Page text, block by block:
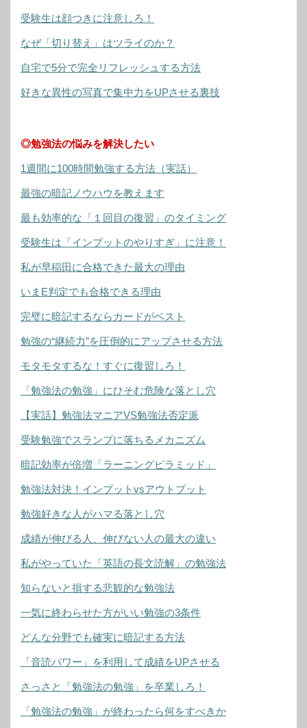
受験生は顔つきに注意しろ！
なぜ「切り替え」はツライのか？
自宅で5分で完全リフレッシュする方法
好きな異性の写真で集中力をUPさせる裏技
◎勉強法の悩みを解決したい
1週間に100時間勉強する方法（実話）
最強の暗記ノウハウを教えます
最も効率的な「１回目の復習」のタイミング
受験生は「インプットのやりすぎ」に注意！
私が早稲田に合格できた最大の理由
いまE判定でも合格できる理由
完璧に暗記するならカードがベスト
勉強の“継続力”を圧倒的にアップさせる方法
モタモタするな！すぐに復習しろ！
「勉強法の勉強」にひそむ危険な落とし穴
【実話】勉強法マニアVS勉強法否定派
受験勉強でスランプに落ちるメカニズム
暗記効率が倍増「ラーニングピラミッド」
勉強法対決！インプットvsアウトプット
勉強好きな人がハマる落とし穴
成績が伸びる人、伸びない人の最大の違い
私がやっていた「英語の長文読解」の勉強法
知らないと損する悲観的な勉強法
一気に終わらせた方がいい勉強の3条件
どんな分野でも確実に暗記する方法
「音読パワー」を利用して成績をUPさせる
さっさと「勉強法の勉強」を卒業しろ！
「勉強法の勉強」が終わったら何をすべきか